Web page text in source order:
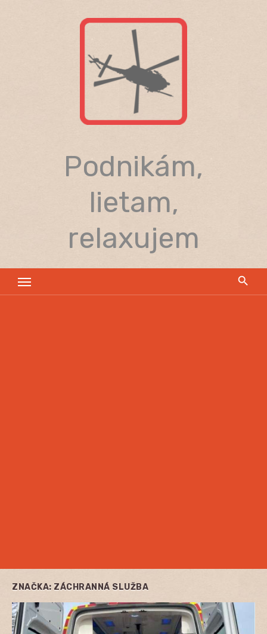
Podnikám,
lietam,
relaxujem
ZNAČKA: ZÁCHRANNÁ SLUŽBA